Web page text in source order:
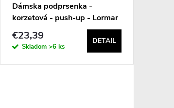
Dámska podprsenka -
korzetová - push-up - Lormar
Double Extra Pizzo
€23,39
Skladom >6 ks
DETAIL